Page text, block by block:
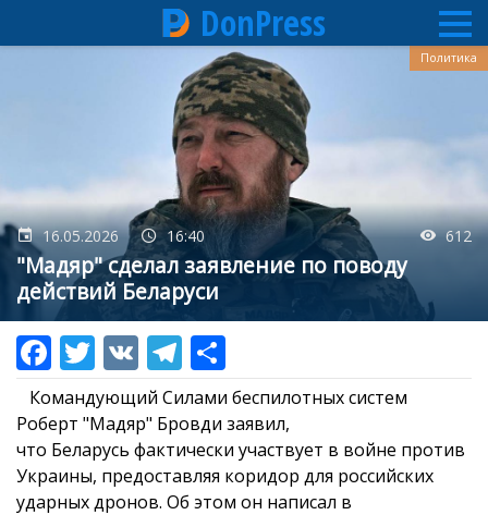
DonPress
16.05.2026 16:40 612
"Мадяр" сделал заявление по поводу
действий Беларуси
Политика
Командующий Силами беспилотных систем
Роберт "Мадяр" Бровди заявил,
что Беларусь фактически участвует в войне против
Украины, предоставляя коридор для российских
ударных дронов. Об этом он написал в